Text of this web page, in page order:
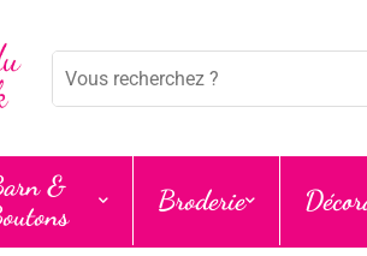
Mots
&
Broderie